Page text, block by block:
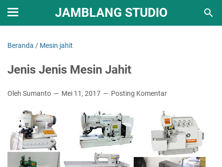
JAMBLANG STUDIO
Beranda / Mesin jahit
Jenis Jenis Mesin Jahit
Oleh Sumanto Mei 11, 2017 Posting Komentar